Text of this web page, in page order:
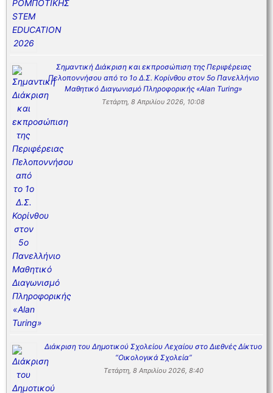
Σημαντική Διάκριση και εκπροσώπιση της Περιφέρειας
Πελοποννήσου από το 1ο Δ.Σ. Κορίνθου στον 5ο Πανελλήνιο
Μαθητικό Διαγωνισμό Πληροφορικής «Alan Turing»
Τετάρτη, 8 Απριλίου 2026, 10:08
Διάκριση του Δημοτικού Σχολείου Λεχαίου στο Διεθνές Δίκτυο
“Οικολογικά Σχολεία”
Τετάρτη, 8 Απριλίου 2026, 8:40